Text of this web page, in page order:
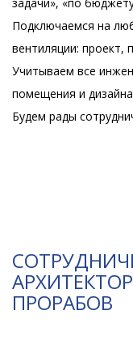
Подключаемся на
вентиляции: проект,
Учитываем все
помещения и
Будем рады
ПРОРАБОВ